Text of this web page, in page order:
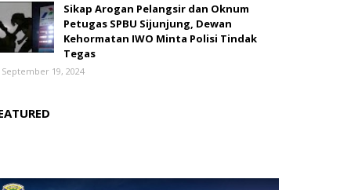
Sikap Arogan Pelangsir dan Oknum
Petugas SPBU Sijunjung, Dewan
Kehormatan IWO Minta Polisi Tindak
Tegas
September 19, 2024